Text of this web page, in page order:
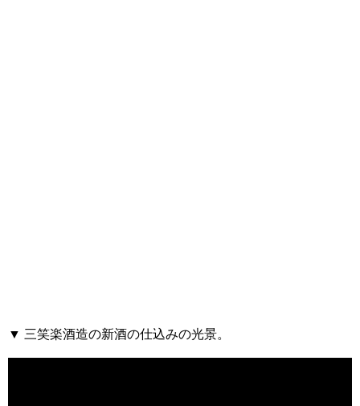
▼ 三笑楽酒造の新酒の仕込みの光景。